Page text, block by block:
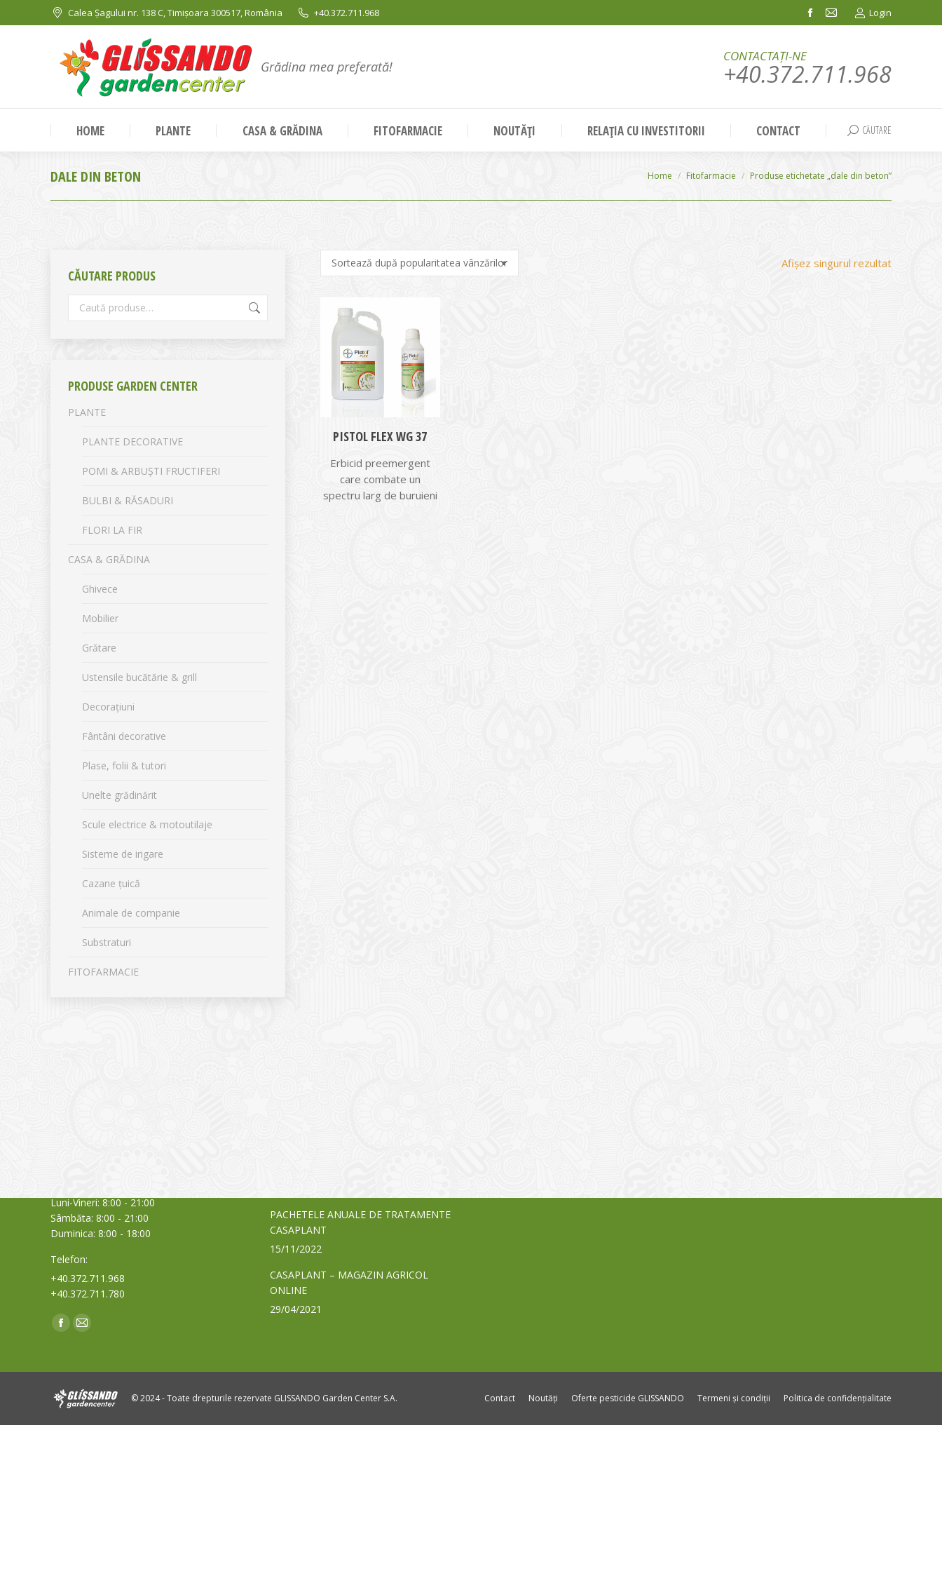
Calea Șagului nr. 138 C, Timișoara 300517, România +40.372.711.968
Facebook
in
window
Mail
in
window
Login
Grădina mea preferată!
CONTACTAȚI-NE
+40.372.711.968
HOME PLANTE CASA & GRĂDINA FITOFARMACIE NOUTĂȚI RELAȚIA CU INVESTITORII CONTACT Search:
CĂUTARE
DALE DIN BETON You are here:
Home Fitofarmacie Produse etichetate „dale din beton”
Afișez singurul rezultat
PISTOL FLEX WG 37
Erbicid preemergent
care combate un
spectru larg de buruieni
CĂUTARE PRODUS
PRODUSE GARDEN CENTER
PLANTE
PLANTE DECORATIVE
POMI & ARBUȘTI FRUCTIFERI
BULBI & RĂSADURI
FLORI LA FIR
CASA & GRĂDINA
Ghivece
Mobilier
Grătare
Ustensile bucătărie & grill
Decorațiuni
Fântâni decorative
Plase, folii & tutori
Unelte grădinărit
Scule electrice & motoutilaje
Sisteme de irigare
Cazane țuică
Animale de companie
Substraturi
FITOFARMACIE
Luni-Vineri: 8:00 - 21:00
Sâmbăta: 8:00 - 21:00
Duminica: 8:00 - 18:00
Telefon:
+40.372.711.968
+40.372.711.780
Find us on:
Facebook
new
Mail
new
PACHETELE ANUALE DE TRATAMENTE
CASAPLANT
15/11/2022
CASAPLANT – MAGAZIN AGRICOL
ONLINE
29/04/2021
© 2024 - Toate drepturile rezervate GLISSANDO Garden Center S.A. Contact Noutăți Oferte pesticide GLISSANDO Termeni și condiții Politica de confidențialitate